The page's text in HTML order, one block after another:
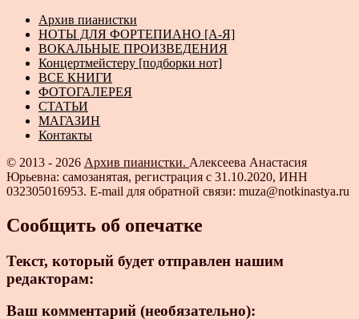
Архив пианистки
НОТЫ ДЛЯ ФОРТЕПИАНО [А-Я]
ВОКАЛЬНЫЕ ПРОИЗВЕДЕНИЯ
Концертмейстеру [подборки нот]
ВСЕ КНИГИ
ФОТОГАЛЕРЕЯ
СТАТЬИ
МАГАЗИН
Контакты
© 2013 - 2026 Архив пианистки. Алексеева Анастасия
Юрьевна: самозанятая, регистрация с 31.10.2020, ИНН
032305016953. E-mail для обратной связи: muza@notkinastya.ru
Сообщить об опечатке
Текст, который будет отправлен нашим
редакторам:
Ваш комментарий (необязательно):